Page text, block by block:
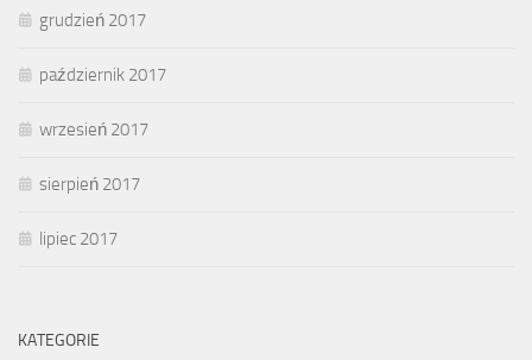
grudzień 2017
październik 2017
wrzesień 2017
sierpień 2017
lipiec 2017
KATEGORIE